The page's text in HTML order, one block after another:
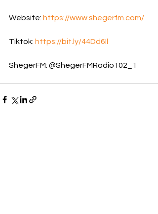
Website: https://www.shegerfm.com/
Tiktok: https://bit.ly/44Dd6Il
ShegerFM: @ShegerFMRadio102_1